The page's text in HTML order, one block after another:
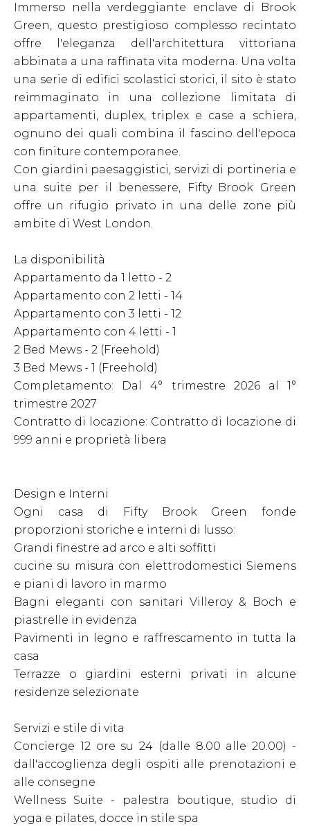
Immerso nella verdeggiante enclave di Brook
Green, questo prestigioso complesso recintato
offre l'eleganza dell'architettura vittoriana
abbinata a una raffinata vita moderna. Una volta
una serie di edifici scolastici storici, il sito è stato
reimmaginato in una collezione limitata di
appartamenti, duplex, triplex e case a schiera,
ognuno dei quali combina il fascino dell'epoca
con finiture contemporanee.
Con giardini paesaggistici, servizi di portineria e
una suite per il benessere, Fifty Brook Green
offre un rifugio privato in una delle zone più
ambite di West London.
La disponibilità
Appartamento da 1 letto - 2
Appartamento con 2 letti - 14
Appartamento con 3 letti - 12
Appartamento con 4 letti - 1
2 Bed Mews - 2 (Freehold)
3 Bed Mews - 1 (Freehold)
Completamento: Dal 4° trimestre 2026 al 1°
trimestre 2027
Contratto di locazione: Contratto di locazione di
999 anni e proprietà libera
Design e Interni
Ogni casa di Fifty Brook Green fonde
proporzioni storiche e interni di lusso:
Grandi finestre ad arco e alti soffitti
cucine su misura con elettrodomestici Siemens
e piani di lavoro in marmo
Bagni eleganti con sanitari Villeroy & Boch e
piastrelle in evidenza
Pavimenti in legno e raffrescamento in tutta la
casa
Terrazze o giardini esterni privati in alcune
residenze selezionate
Servizi e stile di vita
Concierge 12 ore su 24 (dalle 8.00 alle 20.00) -
dall'accoglienza degli ospiti alle prenotazioni e
alle consegne
Wellness Suite - palestra boutique, studio di
yoga e pilates, docce in stile spa